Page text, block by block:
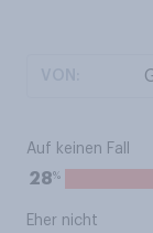
Auf keinen Fall
28%
Eher nicht